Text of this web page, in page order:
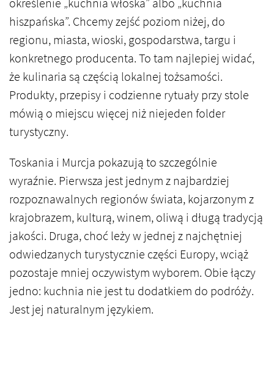
hiszpańska”. Chcemy zejść poziom niżej, do
regionu, miasta, wioski, gospodarstwa, targu i
konkretnego producenta. To tam najlepiej widać,
że kulinaria są częścią lokalnej tożsamości.
Produkty, przepisy i codzienne rytuały przy stole
mówią o miejscu więcej niż niejeden folder
turystyczny.
Toskania i Murcja pokazują to szczególnie
wyraźnie. Pierwsza jest jednym z najbardziej
rozpoznawalnych regionów świata, kojarzonym z
krajobrazem, kulturą, winem, oliwą i długą tradycją
jakości. Druga, choć leży w jednej z najchętniej
odwiedzanych turystycznie części Europy, wciąż
pozostaje mniej oczywistym wyborem. Obie łączy
jedno: kuchnia nie jest tu dodatkiem do podróży.
Jest jej naturalnym językiem.